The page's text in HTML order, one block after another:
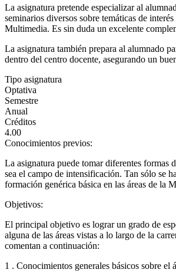
La asignatura pretende especializar al
seminarios diversos sobre temáticas de
Multimedia. Es sin duda un excelente
La asignatura también prepara al alumnado
dentro del centro docente, asegurando un
Tipo asignatura
Optativa
Semestre
Anual
Créditos
4.00
Conocimientos previos:
La asignatura puede tomar diferentes formas
sea el campo de intensificación. Tan sólo se
formación genérica básica en las áreas de la
Objetivos:
El principal objetivo es lograr un grado de
alguna de las áreas vistas a lo largo de la
comentan a continuación:
1 . Conocimientos generales básicos sobre el